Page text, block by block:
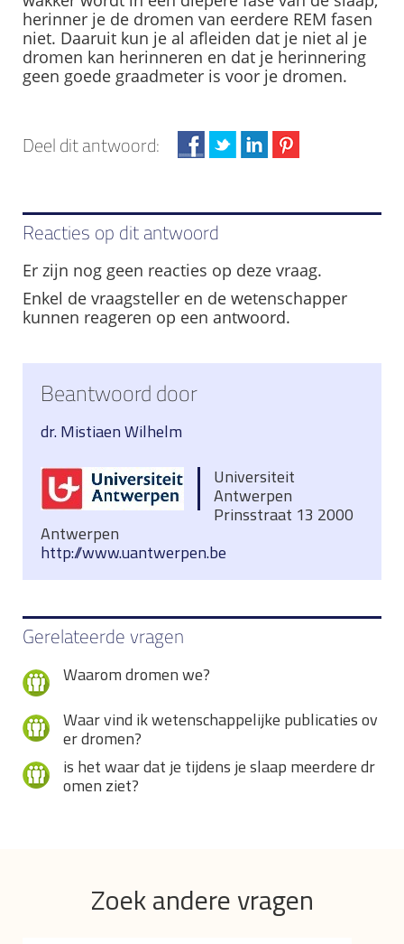
herinner je de dromen van eerdere REM fasen
niet. Daaruit kun je al afleiden dat je niet al je
dromen kan herinneren en dat je herinnering
geen goede graadmeter is voor je dromen.
Deel dit antwoord:
Reacties op dit antwoord
Er zijn nog geen reacties op deze vraag.
Enkel de vraagsteller en de wetenschapper
kunnen reageren op een antwoord.
Beantwoord door
dr. Mistiaen Wilhelm
Universiteit
Antwerpen
Prinsstraat 13 2000
Antwerpen
http://www.uantwerpen.be
Gerelateerde vragen
Waarom dromen we?
Waar vind ik wetenschappelijke publicaties ov
er dromen?
is het waar dat je tijdens je slaap meerdere dr
omen ziet?
Zoek andere vragen